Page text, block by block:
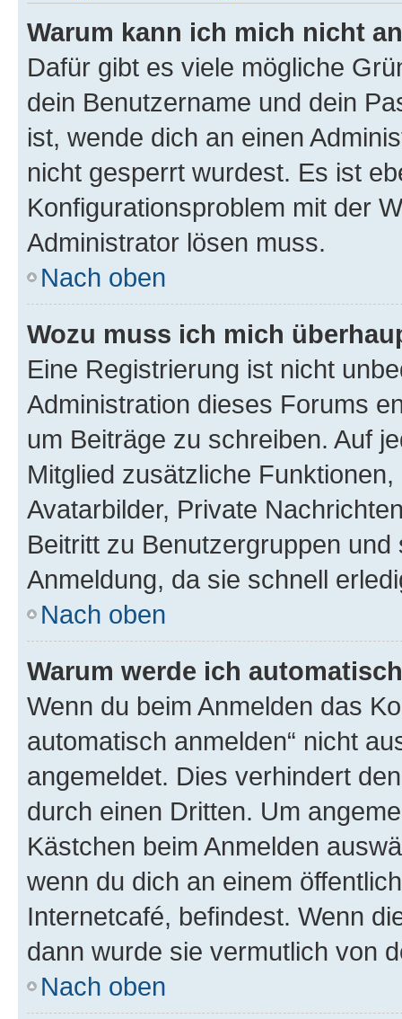
Warum kann ich mich nicht
Dafür gibt es viele mögliche
dein Benutzername und dein
ist, wende dich an einen
nicht gesperrt wurdest. Es ist
Konfigurationsproblem mit der
Administrator lösen muss.
Nach oben
Wozu muss ich mich
Eine Registrierung ist nicht
Administration dieses Forums
um Beiträge zu schreiben. Auf
Mitglied zusätzliche
Avatarbilder, Private
Beitritt zu Benutzergruppen
Anmeldung, da sie schnell
Nach oben
Warum werde ich
Wenn du beim Anmelden das
automatisch anmelden“ nicht
angemeldet. Dies verhindert
durch einen Dritten. Um
Kästchen beim Anmelden
wenn du dich an einem
Internetcafé, befindest. Wenn
dann wurde sie vermutlich von
Nach oben